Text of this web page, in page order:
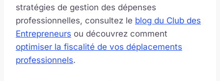
stratégies de gestion des dépenses
professionnelles, consultez le blog du Club des
Entrepreneurs ou découvrez comment
optimiser la fiscalité de vos déplacements
professionnels.